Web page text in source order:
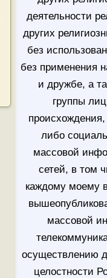
деятельности
других
без
без применения
и дружбе, а
группы
либо
массовой
сетей, в том
каждому моему
массовой
осуществлению
целостности